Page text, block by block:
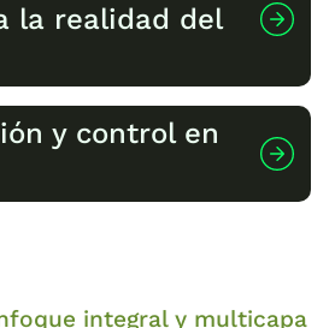
la realidad del
a almacenar energía;
gestionarla de forma
sus modos de operación
de máximo
y control en
integral y multicapa